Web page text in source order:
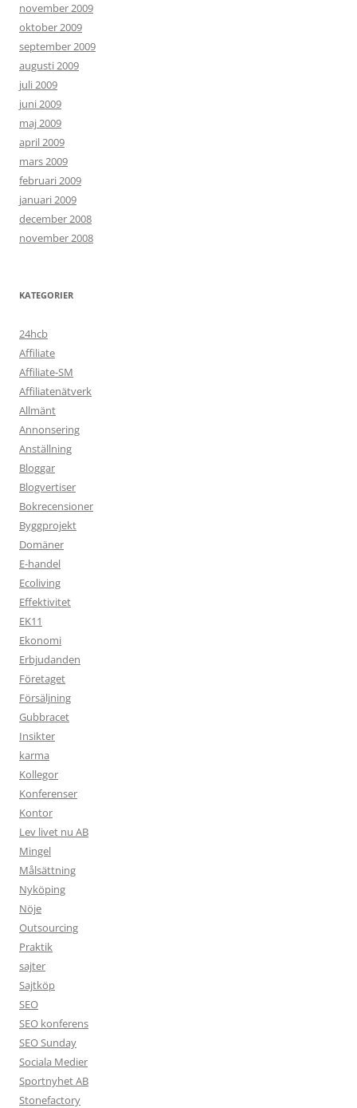
november 2009
oktober 2009
september 2009
augusti 2009
juli 2009
juni 2009
maj 2009
april 2009
mars 2009
februari 2009
januari 2009
december 2008
november 2008
KATEGORIER
24hcb
Affiliate
Affiliate-SM
Affiliatenätverk
Allmänt
Annonsering
Anställning
Bloggar
Blogvertiser
Bokrecensioner
Byggprojekt
Domäner
E-handel
Ecoliving
Effektivitet
EK11
Ekonomi
Erbjudanden
Företaget
Försäljning
Gubbracet
Insikter
karma
Kollegor
Konferenser
Kontor
Lev livet nu AB
Mingel
Målsättning
Nyköping
Nöje
Outsourcing
Praktik
sajter
Sajtköp
SEO
SEO konferens
SEO Sunday
Sociala Medier
Sportnyhet AB
Stonefactory